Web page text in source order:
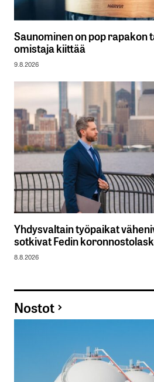
Saunominen on pop rapakon
omistaja kiittää
9.8.2026
Yhdysvaltain työpaikat
sotkivat Fedin
8.8.2026
Nostot